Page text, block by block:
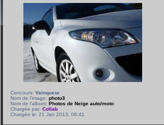
Concours: Vainqueur
Nom de l’image: photo3
Nom de l’album: Photos de Neige auto/moto
Chargée par: Collab
Chargée le: 21 Jan 2013, 06:41